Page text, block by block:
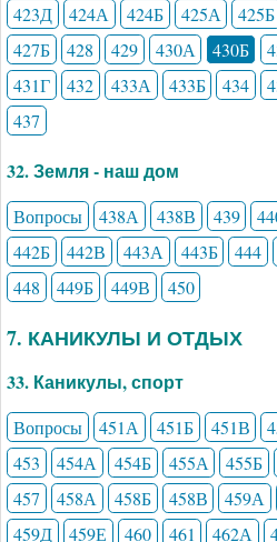
423Д
424А 424Б 425А 425Б
427Б
428 429 430А 430Б
431Г
432 433А 433Б 434
437
32. Земля - наш дом
Вопросы 438А 438В 439
442Б
442В 443А 443Б 444
448
449Б 449В 450
7. КАНИКУЛЫ И ОТДЫХ
33. Каникулы, спорт
Вопросы 451А 451Б 451В
453
454А 454Б 455А 455Б
457
458А 458Б 458В 459А
459Д
459Е 460 461 462А